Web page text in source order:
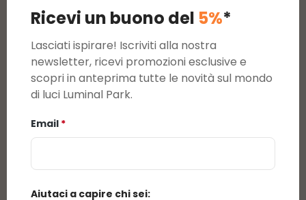
Ricevi un buono del 5%*
Lasciati ispirare! Iscriviti alla nostra
newsletter, ricevi promozioni esclusive e
scopri in anteprima tutte le novità sul mondo
di luci Luminal Park.
Email *
Aiutaci a capire chi sei:
Valutazione media di 0 su 5 stelle
Visualizza le valutazioni solo nella lingua
corrente.
Al momento non sono presenti recensioni.
che ti arriverà per mail in seguito all'acquisto di
questo prodotto.